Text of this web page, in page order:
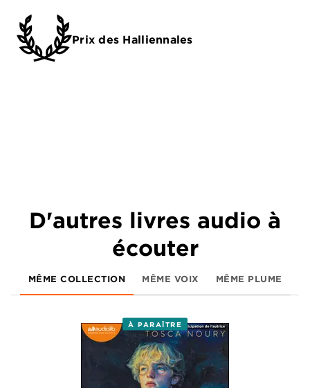
Prix des Halliennales
D'autres livres audio à
écouter
MÊME COLLECTION MÊME VOIX MÊME PLUME
À PARAÎTRE